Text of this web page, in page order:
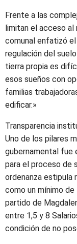
Frente a las
limitan el acceso
comunal enfatizó
regulación del
tierra propia es
esos sueños con
familias
edificar.»
Transparencia
Uno de los pilares
gubernamental fue
para el proceso de
ordenanza estipula
como un mínimo
partido de
entre 1,5 y 8
condición de no